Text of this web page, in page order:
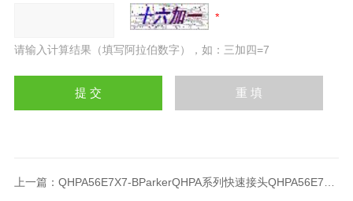
请输入计算结果（填写阿拉伯数字），如：三加四=7
上一篇： QHPA56E7X7-BParkerQHPA系列快速接头QHPA56E7X7-B